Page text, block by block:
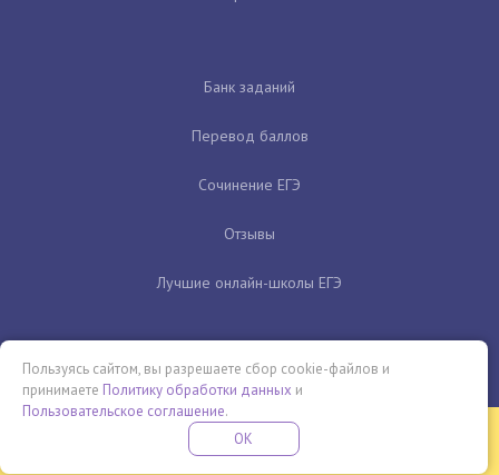
Банк заданий
Перевод баллов
Сочинение ЕГЭ
Отзывы
Лучшие онлайн-школы ЕГЭ
Бесплатная летняя школа
ПРОВЕДИ ЭТО ЛЕТО С ПОЛЬЗОЙ
Пользуясь сайтом, вы разрешаете сбор cookie-файлов и
принимаете Политику обработки данных и
Пользовательское соглашение.
OK